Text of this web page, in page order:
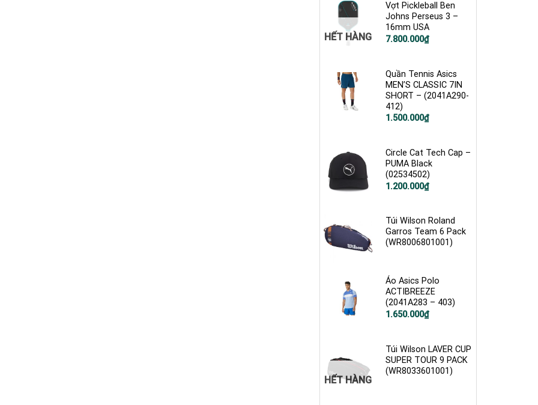
HẾT HÀNG
Vợt Pickleball Ben
Johns Perseus 3 –
16mm USA
7.800.000₫
Quần Tennis Asics
MEN’S CLASSIC 7IN
SHORT – (2041A290-
412)
1.500.000₫
Circle Cat Tech Cap –
PUMA Black
(02534502)
1.200.000₫
Túi Wilson Roland
Garros Team 6 Pack
(WR8006801001)
Áo Asics Polo
ACTIBREEZE
(2041A283 – 403)
1.650.000₫
HẾT HÀNG
Túi Wilson LAVER CUP
SUPER TOUR 9 PACK
(WR8033601001)